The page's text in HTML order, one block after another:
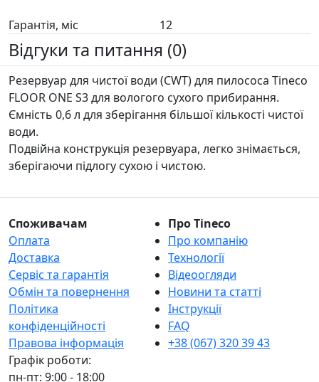
Гарантія, міс 12
Відгуки та питання (0)
Резервуар для чистої води (CWT) для пилососа Tineco
FLOOR ONE S3 для вологого сухого прибирання.
Ємність 0,6 л для зберігання більшої кількості чистої
води.
Подвійна конструкція резервуара, легко знімається,
зберігаючи підлогу сухою і чистою.
Споживачам
Оплата
Доставка
Сервіс та гарантія
Обмін та повернення
Політика
конфіденційності
Правова інформація
Графік роботи:
пн-пт: 9:00 - 18:00
Про Tineco
Про компанію
Технології
Відеоогляди
Новини та статті
Інструкції
FAQ
+38 (067) 320 39 43